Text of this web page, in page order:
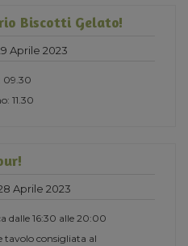
Biscotti Gelato!
Aprile 2023
09.30
11.30
Aprile 2023
dalle 16:30 alle 20:00
tavolo consigliata al